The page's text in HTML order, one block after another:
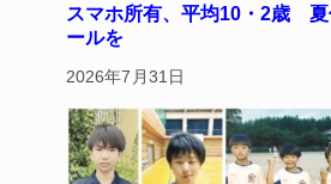
スマホ所有、平均10・2歳 夏
ールを
2026年7月31日